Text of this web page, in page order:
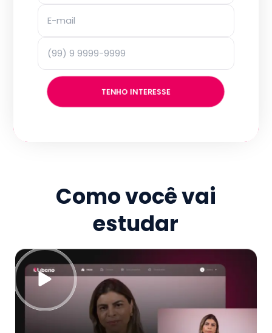
TENHO INTERESSE
Como você vai
estudar